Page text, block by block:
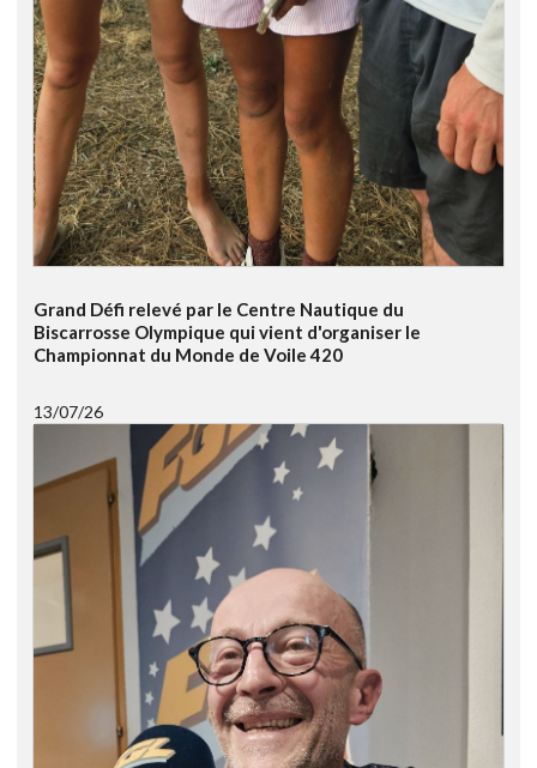
Grand Défi relevé par le Centre Nautique du
Biscarrosse Olympique qui vient d'organiser le
Championnat du Monde de Voile 420
13/07/26